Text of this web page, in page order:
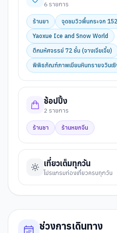
6 รายการ
ร้านยา
จุดชมวิวพื้นกระจก
Yaoxue Ice and Snow World
ตึกมหัศจรรย์ 72 ชั้น (จางเจียเจี้ย)
พิพิธภัณฑ์ภาพเขียนหินทรายจวินเซิ
ช้อปปิ้ง
2 รายการ
ร้านชา ร้านหยกจีน
เที่ยวเต็มทุกวัน
โปรแกรมท่องเที่ยวครบทุกวัน
ช่วงการเดินทาง